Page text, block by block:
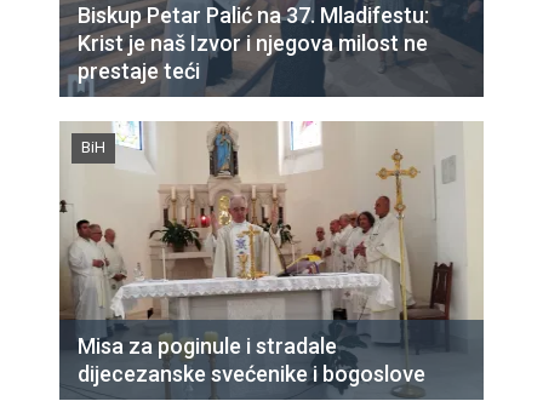
Biskup Petar Palić na 37. Mladifestu:
Krist je naš Izvor i njegova milost ne
prestaje teći
BiH
Misa za poginule i stradale
dijecezanske svećenike i bogoslove